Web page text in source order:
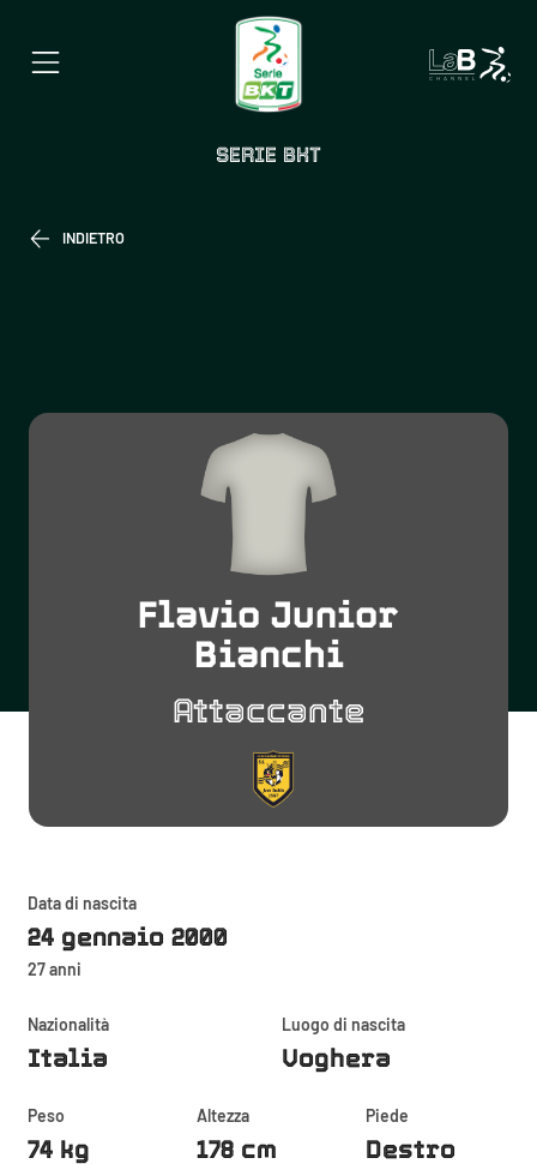
SERIE BKT
INDIETRO
Flavio Junior
Bianchi
Attaccante
Data di nascita
24 gennaio 2000
27 anni
Nazionalità
Italia
Luogo di nascita
Voghera
Peso
74 kg
Altezza
178 cm
Piede
Destro